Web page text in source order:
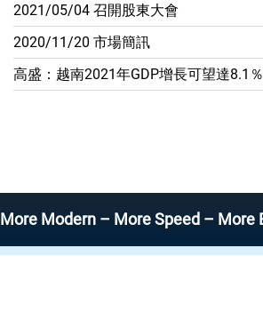
2021/05/04 召開股東大會
2020/11/20 市場簡訊
高盛：越南2021年GDP增​​長可望達8.1％
– More Speed – More Efficient